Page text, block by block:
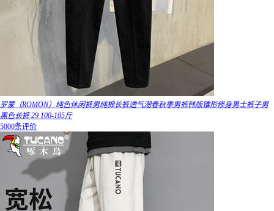
罗蒙（ROMON）纯色休闲裤男纯棉长裤透气潮春秋季男裤韩版锥形修身男士裤子男
黑色长裤 29 100-105斤
5000条评价